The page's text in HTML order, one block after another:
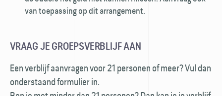
van toepassing op dit arrangement.
VRAAG JE GROEPSVERBLIJF AAN
Een verblijf aanvragen voor 21 personen of meer? Vul dan
onderstaand formulier in.